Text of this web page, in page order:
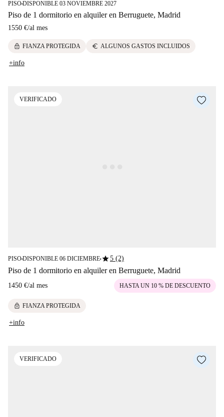
PISO■DISPONIBLE 03 NOVIEMBRE 2027
Piso de 1 dormitorio en alquiler en Berruguete, Madrid
1550 €/al mes
lock FIANZA PROTEGIDA euro ALGUNOS GASTOS INCLUIDOS
+info
VERIFICADO
PISO■DISPONIBLE 06 DICIEMBRE■star5 (2)
Piso de 1 dormitorio en alquiler en Berruguete, Madrid
1450 €/al mes HASTA UN 10 % DE DESCUENTO
lock FIANZA PROTEGIDA
+info
VERIFICADO